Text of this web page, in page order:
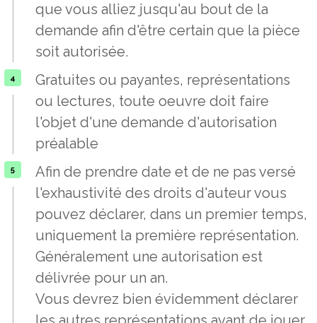
que vous alliez jusqu'au bout de la
demande afin d'être certain que la pièce
soit autorisée.
Gratuites ou payantes, représentations
ou lectures, toute oeuvre doit faire
l'objet d'une demande d'autorisation
préalable
Afin de prendre date et de ne pas versé
l'exhaustivité des droits d'auteur vous
pouvez déclarer, dans un premier temps,
uniquement la première représentation.
Généralement une autorisation est
délivrée pour un an.
Vous devrez bien évidemment déclarer